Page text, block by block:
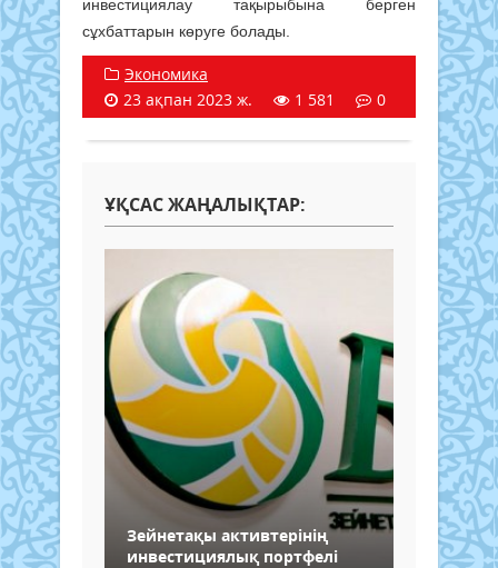
инвестициялау тақырыбына берген
сұхбаттарын көруге болады.
Экономика
23 ақпан 2023 ж.
1 581 0
ҰҚСАС ЖАҢАЛЫҚТАР:
Зейнетақы активтерінің
инвестициялық портфелі